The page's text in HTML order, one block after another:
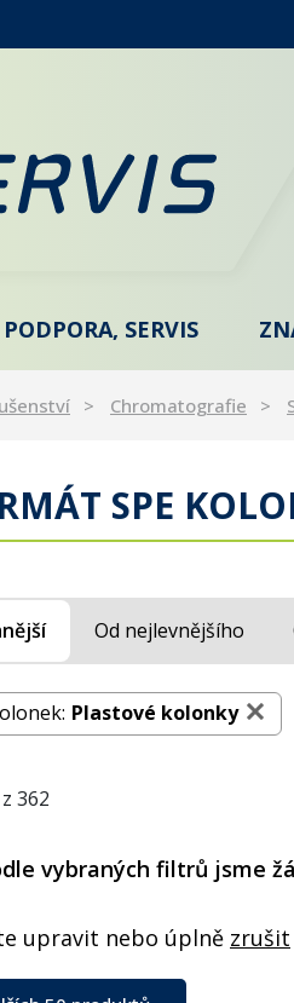
SERVIS
Chromatografie
SPE
Od nejlevnějšího
Plastové kolonky
362
vybraných filtrů jsme
upravit nebo úplně zrušit